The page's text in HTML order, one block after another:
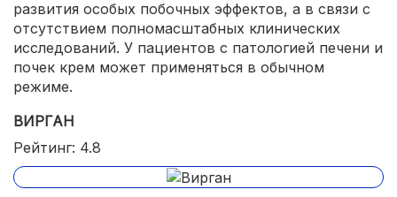
развития особых побочных эффектов, а в связи с
отсутствием полномасштабных клинических
исследований. У пациентов с патологией печени и
почек крем может применяться в обычном
режиме.
ВИРГАН
Рейтинг: 4.8